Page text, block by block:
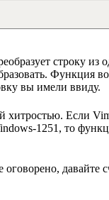
строку
Функция
вы имели ввиду.
Если
1251, то
давайте